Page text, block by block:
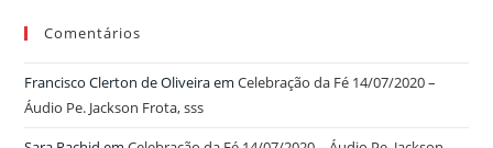
Comentários
Francisco Clerton de OliveiraemCelebração da Fé 14/07/2020 –
Áudio Pe. Jackson Frota, sss